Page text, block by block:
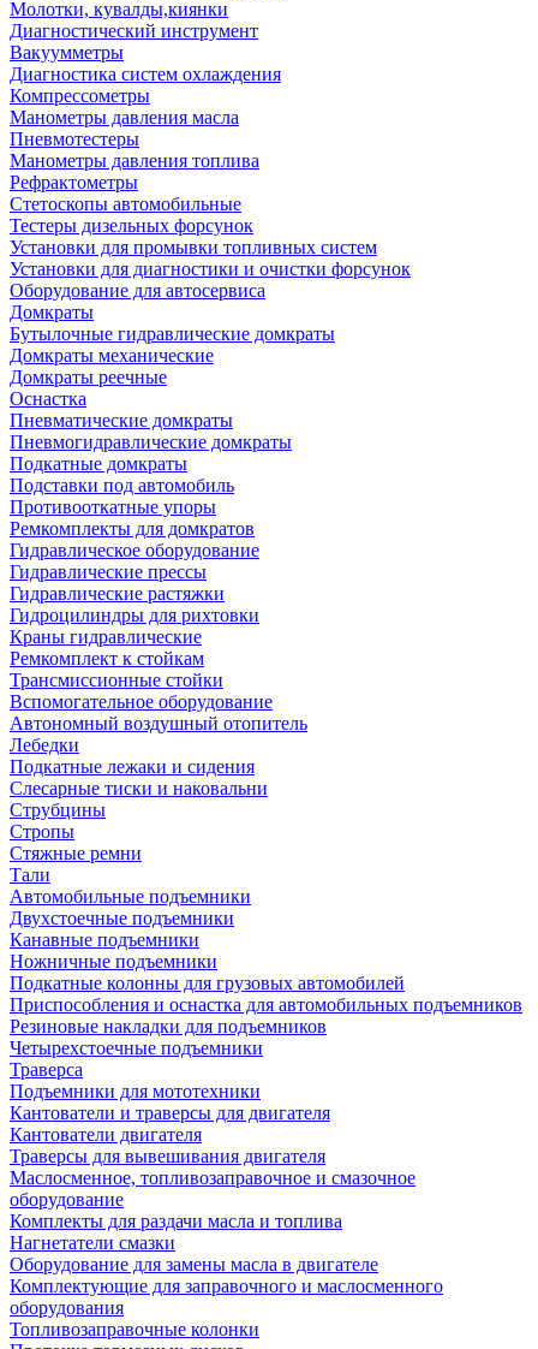
Молотки, кувалды,киянки
Диагностический инструмент
Вакуумметры
Диагностика систем охлаждения
Компрессометры
Манометры давления масла
Пневмотестеры
Манометры давления топлива
Рефрактометры
Стетоскопы автомобильные
Тестеры дизельных форсунок
Установки для промывки топливных систем
Установки для диагностики и очистки форсунок
Оборудование для автосервиса
Домкраты
Бутылочные гидравлические домкраты
Домкраты механические
Домкраты реечные
Оснастка
Пневматические домкраты
Пневмогидравлические домкраты
Подкатные домкраты
Подставки под автомобиль
Противооткатные упоры
Ремкомплекты для домкратов
Гидравлическое оборудование
Гидравлические прессы
Гидравлические растяжки
Гидроцилиндры для рихтовки
Краны гидравлические
Ремкомплект к стойкам
Трансмиссионные стойки
Вспомогательное оборудование
Автономный воздушный отопитель
Лебедки
Подкатные лежаки и сидения
Слесарные тиски и наковальни
Струбцины
Стропы
Стяжные ремни
Тали
Автомобильные подъемники
Двухстоечные подъемники
Канавные подъемники
Ножничные подъемники
Подкатные колонны для грузовых автомобилей
Приспособления и оснастка для автомобильных подъемников
Резиновые накладки для подъемников
Четырехстоечные подъемники
Траверса
Подъемники для мототехники
Кантователи и траверсы для двигателя
Кантователи двигателя
Траверсы для вывешивания двигателя
Маслосменное, топливозаправочное и смазочное
оборудование
Комплекты для раздачи масла и топлива
Нагнетатели смазки
Оборудование для замены масла в двигателе
Комплектующие для заправочного и маслосменного
оборудования
Топливозаправочные колонки